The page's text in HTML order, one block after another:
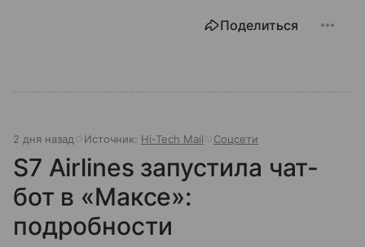
Поделиться
2 дня назад Источник: Hi-Tech Mail Соцсети
S7 Airlines запустила чат-
бот в «Максе»:
подробности